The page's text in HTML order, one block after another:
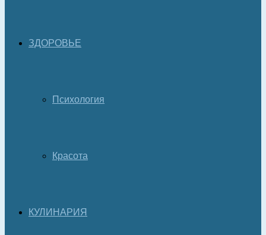
ЗДОРОВЬЕ
Психология
Красота
КУЛИНАРИЯ